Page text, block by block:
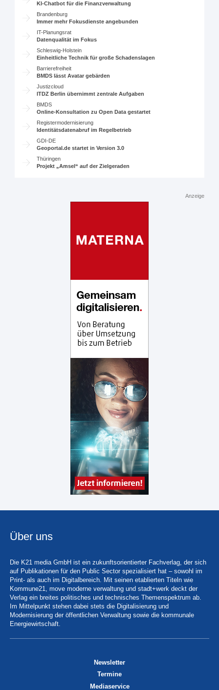
KI-Chatbot für die Finanzverwaltung
Brandenburg
Immer mehr Fokusdienste angebunden
IT-Planungsrat
Datenqualität im Fokus
Schleswig-Holstein
Einheitliche Technik für große Schadenslagen
Barrierefreiheit
BMDS lässt Avatar gebärden
Justizcloud
ITDZ Berlin übernimmt zentrale Aufgaben
BMDS
Online-Konsultation zu Open Data gestartet
Registermodernisierung
Identitätsdatenabruf im Regelbetrieb
GDI-DE
Geoportal.de startet in Version 3.0
Thüringen
Projekt „Amsel“ auf der Zielgeraden
Anzeige
Über uns
Die K21 media GmbH ist ein zukunftsorientierter Fachverlag, der sich
auf Publikationen für den Public Sector spezialisiert hat – sowohl im
Print- als auch im Digitalbereich. Mit seinen etablierten Titeln wie
Kommune21, move moderne verwaltung und stadt+werk deckt der
Verlag ein breites politisches und technisches Themenspektrum ab.
Im Mittelpunkt stehen dabei stets die Digitalisierung und
Modernisierung der öffentlichen Verwaltung sowie die kommunale
Energiewirtschaft.
Newsletter
Termine
Mediaservice